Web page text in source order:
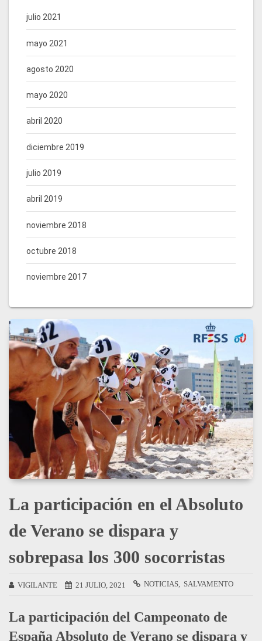
julio 2021
mayo 2021
agosto 2020
mayo 2020
abril 2020
diciembre 2019
julio 2019
abril 2019
noviembre 2018
octubre 2018
noviembre 2017
La participación en el Absoluto
de Verano se dispara y
sobrepasa los 300 socorristas
VIGILANTE 21 JULIO, 2021 NOTICIAS SALVAMENTO
La participación del Campeonato de
España Absoluto de Verano se dispara y